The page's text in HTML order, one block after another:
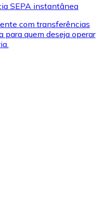
SEPA instantânea
com transferências
para quem deseja operar